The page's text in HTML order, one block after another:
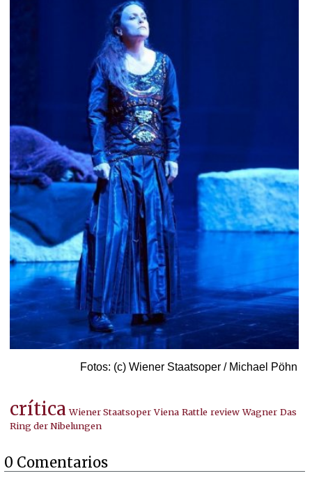
Fotos: (c) Wiener Staatsoper / Michael Pöhn
crítica Wiener Staatsoper Viena Rattle review Wagner Das
Ring der Nibelungen
0 Comentarios